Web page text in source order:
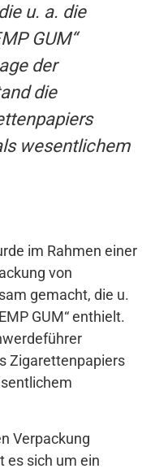
u. a. die
GUM“
der
die
wesentlichem
im Rahmen einer
von
gemacht, die u.
GUM“ enthielt.
Zigarettenpapiers
Verpackung
es sich um ein